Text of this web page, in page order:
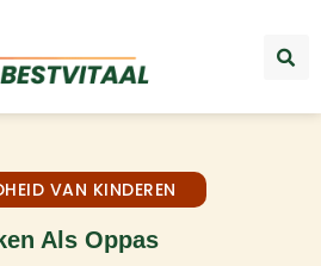
VAN KINDEREN
Als Oppas